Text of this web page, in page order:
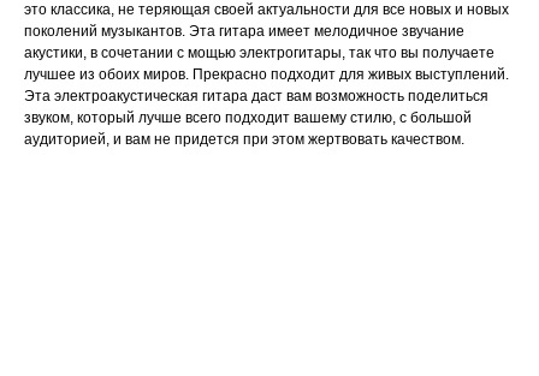
это классика, не теряющая своей актуальности для все новых и новых
поколений музыкантов. Эта гитара имеет мелодичное звучание
акустики, в сочетании с мощью электрогитары, так что вы получаете
лучшее из обоих миров. Прекрасно подходит для живых выступлений.
Эта электроакустическая гитара даст вам возможность поделиться
звуком, который лучше всего подходит вашему стилю, с большой
аудиторией, и вам не придется при этом жертвовать качеством.